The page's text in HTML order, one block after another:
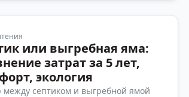
или выгребная яма:
затрат за 5 лет,
экология
между септиком и выгребной ямой